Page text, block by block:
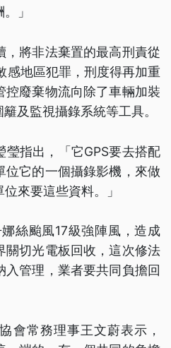
」
，將非法棄置的最高刑責從
感地區犯罪，刑度得再加重
控廢棄物流向除了車輛加裝
及監視攝錄系統等工具。
指出，「它GPS要去搭配
位它的一個攝錄影機，來做
來要這些資料。」
絲颱風17級強陣風，造成
關切光電板回收，這次修法
管理，業者要共同負擔回
會常務理事王文蔚表示，